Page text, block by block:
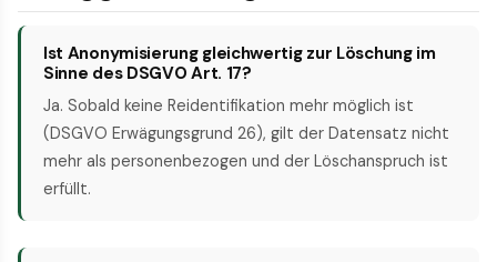
Ist Anonymisierung gleichwertig zur Löschung im
Sinne des DSGVO Art. 17?
Ja. Sobald keine Reidentifikation mehr möglich ist
(DSGVO Erwägungsgrund 26), gilt der Datensatz nicht
mehr als personenbezogen und der Löschanspruch ist
erfüllt.